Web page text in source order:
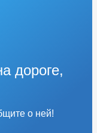
дороге,
о ней!